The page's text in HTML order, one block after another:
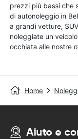
prezzi più bassi che
di autonoleggio in
a grandi vetture,
noleggiate un
occhiata alle nostre
Home
Aiuto e